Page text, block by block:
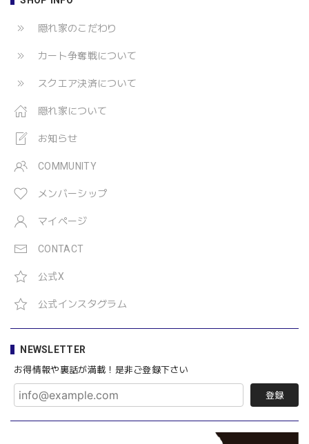
隠れ家のこだわり
カート争奪戦について
スクエア決済について
隠れ家について
お知らせ
COMMUNITY
メンバーシップ
マイページ
CONTACT
公式X
公式インスタグラム
NEWSLETTER
お得情報や裏話が満載！是非ご登録下さい
登録